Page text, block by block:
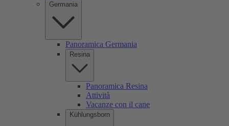
Germania
Panoramica Germania
Resina
Panoramica Resina
Attività
Vacanze con il cane
Kühlungsborn